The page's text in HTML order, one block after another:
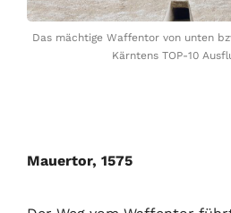
Das mächtige Waffentor von unten
Kärntens TOP-10
Mauertor, 1575